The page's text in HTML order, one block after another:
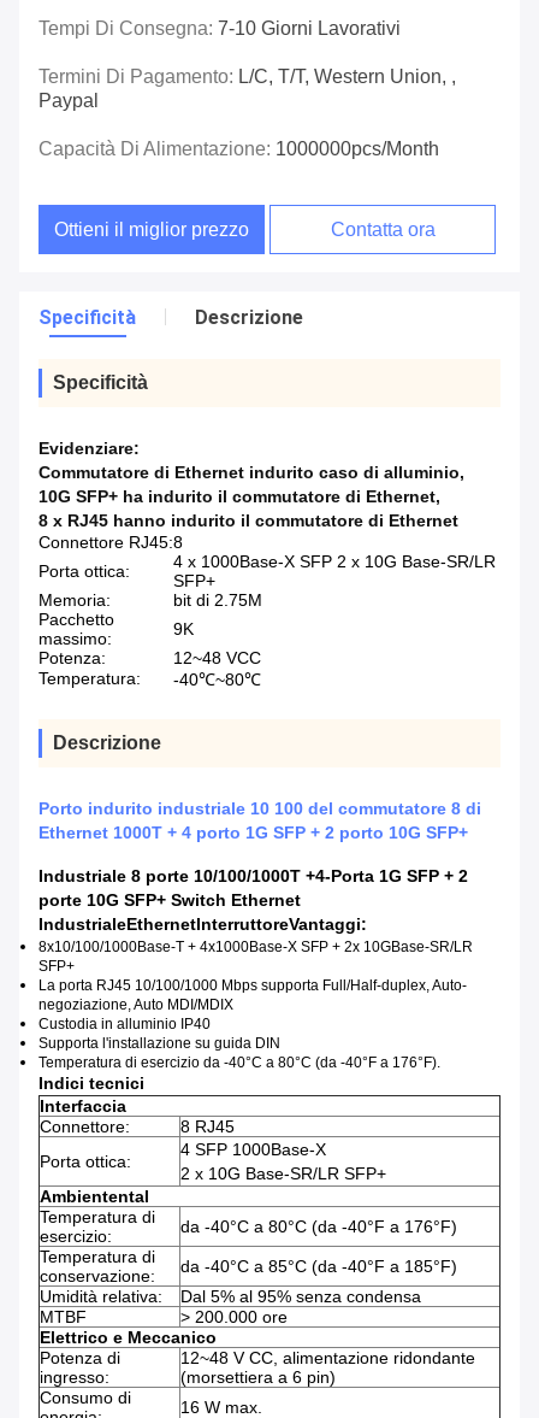
Tempi Di Consegna: 7-10 Giorni Lavorativi
Termini Di Pagamento: L/C, T/T, Western Union, ,
Paypal
Capacità Di Alimentazione: 1000000pcs/month
Ottieni il miglior prezzo Contatta ora
Specificità Descrizione
Specificità
Evidenziare:
Commutatore di Ethernet indurito caso di alluminio,
10G SFP+ ha indurito il commutatore di Ethernet,
8 x RJ45 hanno indurito il commutatore di Ethernet
Connettore RJ45:8
Porta ottica:
4 x 1000Base-X SFP 2 x 10G Base-SR/LR
SFP+
Memoria:
bit di 2.75M
Pacchetto
massimo:
9K
Potenza:
12~48 VCC
Temperatura:
-40℃~80℃
Descrizione
Porto indurito industriale 10 100 del commutatore 8 di
Ethernet 1000T + 4 porto 1G SFP + 2 porto 10G SFP+
Industriale 8 porte 10/100/1000T +4-Porta 1G SFP + 2
porte 10G SFP+ Switch Ethernet
IndustrialeEthernetInterruttoreVantaggi:
8x10/100/1000Base-T + 4x1000Base-X SFP + 2x 10GBase-SR/LR
SFP+
La porta RJ45 10/100/1000 Mbps supporta Full/Half-duplex, Auto-
negoziazione, Auto MDI/MDIX
Custodia in alluminio IP40
Supporta l'installazione su guida DIN
Temperatura di esercizio da -40°C a 80°C (da -40°F a 176°F).
Indici tecnici
Interfaccia
Connettore:
8 RJ45
Porta ottica:
4 SFP 1000Base-X
2 x 10G Base-SR/LR SFP+
Ambientental
Temperatura di
esercizio:
da -40°C a 80°C (da -40°F a 176°F)
Temperatura di
conservazione:
da -40°C a 85°C (da -40°F a 185°F)
Umidità relativa:
Dal 5% al ​​95% senza condensa
MTBF
> 200.000 ore
Elettrico e Meccanico
Potenza di
ingresso:
12~48 V CC, alimentazione ridondante
(morsettiera a 6 pin)
Consumo di
16 W max.